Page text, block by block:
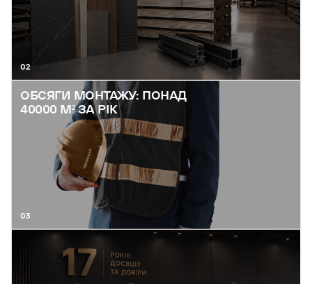
02
ОБСЯГИ МОНТАЖУ: ПОНАД
40000 М² ЗА РІК
03